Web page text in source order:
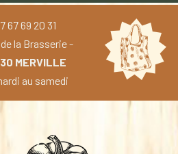
67 69 20 31
la Brasserie -
MERVILLE
au samedi